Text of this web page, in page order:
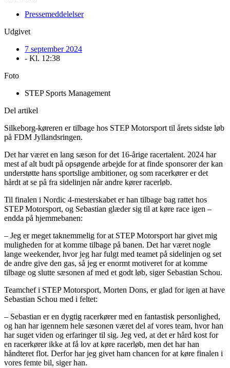
Pressemeddelelser
Udgivet
7 september 2024
- Kl. 12:38
Foto
STEP Sports Management
Del artikel
Silkeborg-køreren er tilbage hos STEP Motorsport til årets sidste løb
på FDM Jyllandsringen.
Det har været en lang sæson for det 16-årige racertalent. 2024 har
mest af alt budt på opsøgende arbejde for at finde sponsorer der kan
understøtte hans sportslige ambitioner, og som racerkører er det
hårdt at se på fra sidelinjen når andre kører racerløb.
Til finalen i Nordic 4-mesterskabet er han tilbage bag rattet hos
STEP Motorsport, og Sebastian glæder sig til at køre race igen –
endda på hjemmebanen:
– Jeg er meget taknemmelig for at STEP Motorsport har givet mig
muligheden for at komme tilbage på banen. Det har været nogle
lange weekender, hvor jeg har fulgt med teamet på sidelinjen og set
de andre give den gas, så jeg er enormt motiveret for at komme
tilbage og slutte sæsonen af med et godt løb, siger Sebastian Schou.
Teamchef i STEP Motorsport, Morten Dons, er glad for igen at have
Sebastian Schou med i feltet:
– Sebastian er en dygtig racerkører med en fantastisk personlighed,
og han har igennem hele sæsonen været del af vores team, hvor han
har suget viden og erfaringer til sig. Jeg ved, at det er hård kost for
en racerkører ikke at få lov at køre racerløb, men det har han
håndteret flot. Derfor har jeg givet ham chancen for at køre finalen i
vores femte bil, siger han.